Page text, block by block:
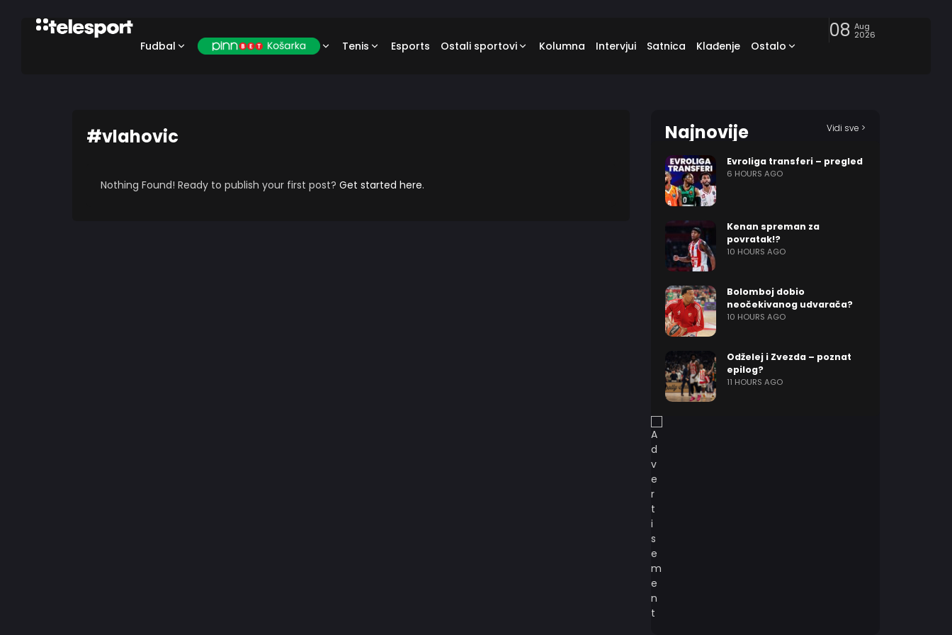
Fudbal Tenis Esports Ostali sportovi Kolumna Intervjui Satnica Klađenje Ostalo
08 Aug
2026
#vlahovic
Nothing Found! Ready to publish your first post? Get started here.
Najnovije Vidi sve >
Evroliga transferi – pregled
6 HOURS AGO
Kenan spreman za
povratak!?
10 HOURS AGO
Bolomboj dobio
neočekivanog udvarača?
10 HOURS AGO
Odželej i Zvezda – poznat
epilog?
11 HOURS AGO